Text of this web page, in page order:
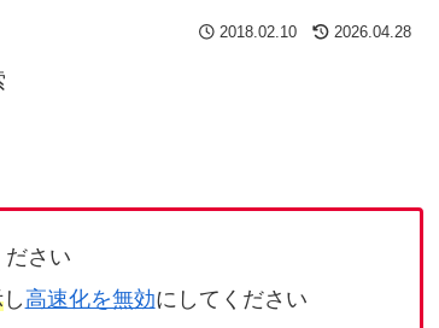
2018.02.10 2026.04.28
さい
し 高速化を無効にしてください